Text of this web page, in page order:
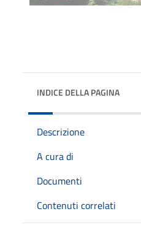
INDICE DELLA PAGINA
Descrizione
A cura di
Documenti
Contenuti correlati